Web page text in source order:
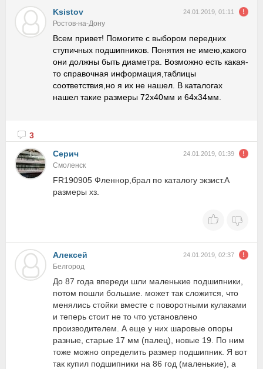
Ksistov 24.01.2019, 01:11
Ростов-на-Дону
Всем привет! Помогите с выбором передних
ступичных подшипников. Понятия не имею,какого
они должны быть диаметра. Возможно есть какая-
то справочная информация,таблицы
соответствия,но я их не нашел. В каталогах
нашел такие размеры 72х40мм и 64х34мм.
3
Серич
24.01.2019, 01:39
Смоленск
FR190905 Фленнор,брал по каталогу экзист.А
размеры хз.
Алексей 24.01.2019, 02:37
Белгород
До 87 года впереди шли маленькие подшипники,
потом пошли большие. может так сложится, что
менялись стойки вместе с поворотными кулаками
и теперь стоит не то что установлено
производителем. А еще у них шаровые опоры
разные, старые 17 мм (палец), новые 19. По ним
тоже можно определить размер подшипник. Я вот
так купил подшипники на 86 год (маленькие), а